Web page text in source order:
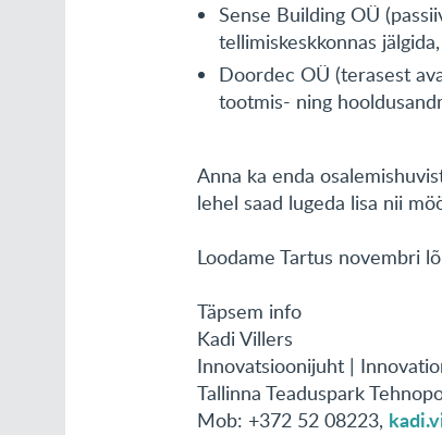
Sense Building OÜ
tellimiskeskkonnas
Doordec OÜ (terasest
tootmis- ning
Anna ka enda
lehel saad lugeda lisa nii
Loodame Tartus novembri
Täpsem info
Kadi Villers
Innovatsioonijuht |
Tallinna Teaduspark
Mob: +372 52 08223,